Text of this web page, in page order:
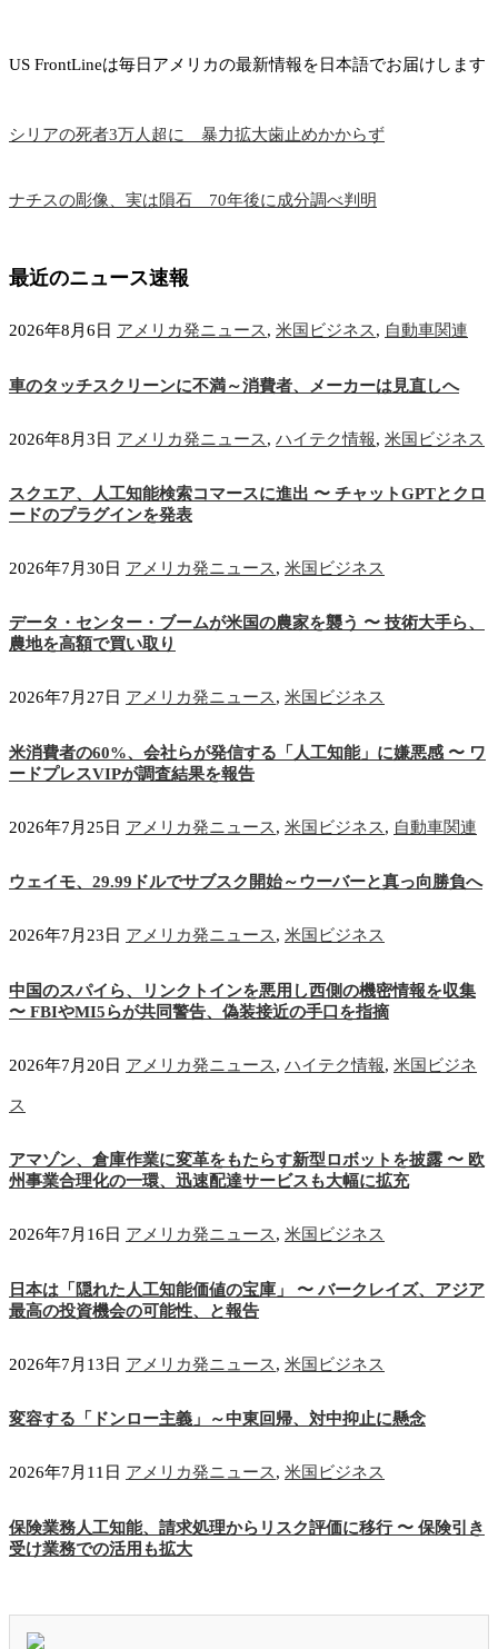
US FrontLineは毎日アメリカの最新情報を日本語でお届けします
シリアの死者3万人超に 暴力拡大歯止めかからず
ナチスの彫像、実は隕石 70年後に成分調べ判明
最近のニュース速報
2026年8月6日 アメリカ発ニュース, 米国ビジネス, 自動車関連
車のタッチスクリーンに不満～消費者、メーカーは見直しへ
2026年8月3日 アメリカ発ニュース, ハイテク情報, 米国ビジネス
スクエア、人工知能検索コマースに進出 〜 チャットGPTとクロ
ードのプラグインを発表
2026年7月30日 アメリカ発ニュース, 米国ビジネス
データ・センター・ブームが米国の農家を襲う 〜 技術大手ら、
農地を高額で買い取り
2026年7月27日 アメリカ発ニュース, 米国ビジネス
米消費者の60%、会社らが発信する「人工知能」に嫌悪感 〜 ワ
ードプレスVIPが調査結果を報告
2026年7月25日 アメリカ発ニュース, 米国ビジネス, 自動車関連
ウェイモ、29.99ドルでサブスク開始～ウーバーと真っ向勝負へ
2026年7月23日 アメリカ発ニュース, 米国ビジネス
中国のスパイら、リンクトインを悪用し西側の機密情報を収集
〜 FBIやMI5らが共同警告、偽装接近の手口を指摘
2026年7月20日 アメリカ発ニュース, ハイテク情報, 米国ビジネ
ス
アマゾン、倉庫作業に変革をもたらす新型ロボットを披露 〜 欧
州事業合理化の一環、迅速配達サービスも大幅に拡充
2026年7月16日 アメリカ発ニュース, 米国ビジネス
日本は「隠れた人工知能価値の宝庫」 〜 バークレイズ、アジア
最高の投資機会の可能性、と報告
2026年7月13日 アメリカ発ニュース, 米国ビジネス
変容する「ドンロー主義」～中東回帰、対中抑止に懸念
2026年7月11日 アメリカ発ニュース, 米国ビジネス
保険業務人工知能、請求処理からリスク評価に移行 〜 保険引き
受け業務での活用も拡大